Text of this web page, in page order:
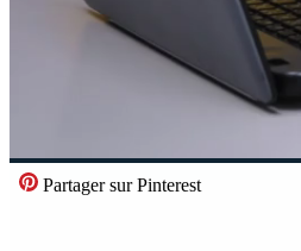
Partager sur Pinterest